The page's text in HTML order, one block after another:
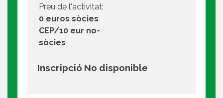
Preu de l'activitat:
0 euros sòcies
CEP/10 eur no-
sòcies
Inscripció No disponible